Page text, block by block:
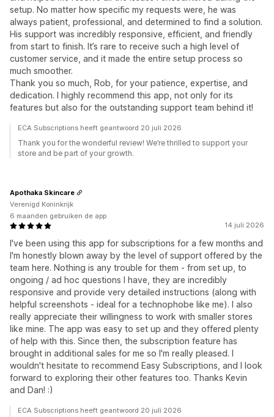
setup. No matter how specific my requests were, he was
always patient, professional, and determined to find a solution.
His support was incredibly responsive, efficient, and friendly
from start to finish. It’s rare to receive such a high level of
customer service, and it made the entire setup process so
much smoother.
Thank you so much, Rob, for your patience, expertise, and
dedication. I highly recommend this app, not only for its
features but also for the outstanding support team behind it!
ECA Subscriptions heeft geantwoord 20 juli 2026
Thank you for the wonderful review! We’re thrilled to support your
store and be part of your growth.
14 juli 2026
I've been using this app for subscriptions for a few months and
I'm honestly blown away by the level of support offered by the
team here. Nothing is any trouble for them - from set up, to
ongoing / ad hoc questions I have, they are incredibly
responsive and provide very detailed instructions (along with
helpful screenshots - ideal for a technophobe like me). I also
really appreciate their willingness to work with smaller stores
like mine. The app was easy to set up and they offered plenty
of help with this. Since then, the subscription feature has
brought in additional sales for me so I'm really pleased. I
wouldn't hesitate to recommend Easy Subscriptions, and I look
forward to exploring their other features too. Thanks Kevin
and Dan! :)
Apothaka Skincare
Verenigd Koninkrijk
6 maanden gebruiken de app
ECA Subscriptions heeft geantwoord 20 juli 2026